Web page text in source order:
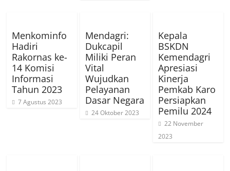
Menkominfo
Hadiri
Rakornas ke-
14 Komisi
Informasi
Tahun 2023
7 Agustus 2023
Mendagri:
Dukcapil
Miliki Peran
Vital
Wujudkan
Pelayanan
Dasar Negara
24 Oktober 2023
Kepala
BSKDN
Kemendagri
Apresiasi
Kinerja
Pemkab Karo
Persiapkan
Pemilu 2024
22 November
2023